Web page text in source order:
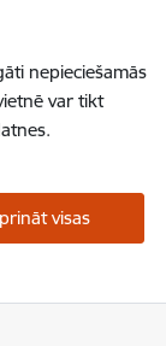
nepieciešamās
var tikt
visas